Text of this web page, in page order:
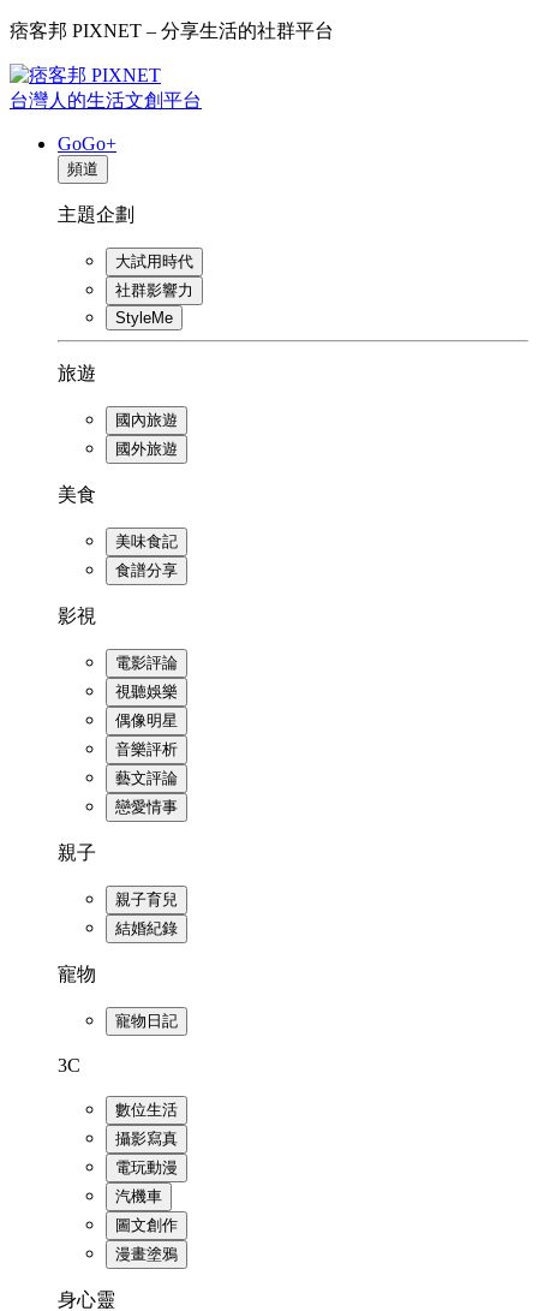
痞客邦 PIXNET – 分享生活的社群平台
台灣人的生活文創平台
GoGo+
頻道
主題企劃
大試用時代
社群影響力
StyleMe
旅遊
國內旅遊
國外旅遊
美食
美味食記
食譜分享
影視
電影評論
視聽娛樂
偶像明星
音樂評析
藝文評論
戀愛情事
親子
親子育兒
結婚紀錄
寵物
寵物日記
3C
數位生活
攝影寫真
電玩動漫
汽機車
圖文創作
漫畫塗鴉
身心靈